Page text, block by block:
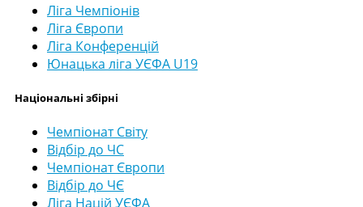
Ліга Чемпіонів
Ліга Європи
Ліга Конференцій
Юнацька ліга УЄФА U19
Національні збірні
Чемпіонат Світу
Відбір до ЧС
Чемпіонат Європи
Відбір до ЧЄ
Ліга Націй УЄФА